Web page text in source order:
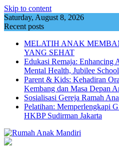
Skip to content
Saturday, August 8, 2026
Recent posts
MELATIH ANAK
YANG SEHAT
Edukasi Remaja: Enhancing
Mental Health, Jubilee
Parent & Kids: Kehadiran
Kembang dan Masa Depan
Sosialisasi Gereja Ramah
Pelatihan: Memperlengkapi
HKBP Sudirman Jakarta